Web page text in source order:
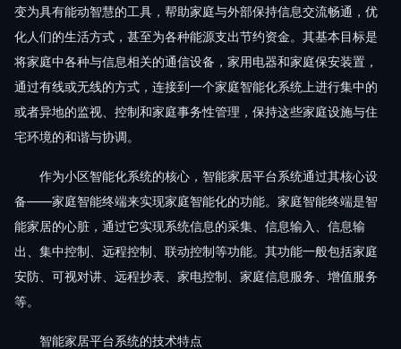
变为具有能动智慧的工具，帮助家庭与外部保持信息交流畅通，优
化人们的生活方式，甚至为各种能源支出节约资金。其基本目标是
将家庭中各种与信息相关的通信设备，家用电器和家庭保安装置，
通过有线或无线的方式，连接到一个家庭智能化系统上进行集中的
或者异地的监视、控制和家庭事务性管理，保持这些家庭设施与住
宅环境的和谐与协调。
作为小区智能化系统的核心，智能家居平台系统通过其核心设
备——家庭智能终端来实现家庭智能化的功能。家庭智能终端是智
能家居的心脏，通过它实现系统信息的采集、信息输入、信息输
出、集中控制、远程控制、联动控制等功能。其功能一般包括家庭
安防、可视对讲、远程抄表、家电控制、家庭信息服务、增值服务
等。
智能家居平台系统的技术特点